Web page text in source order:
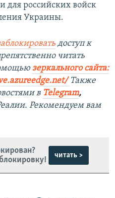
для российских войск
Украины.
доступ к
читать
зеркального сайта:
Также
в Telegram,
Рекомендуем вам
читать >